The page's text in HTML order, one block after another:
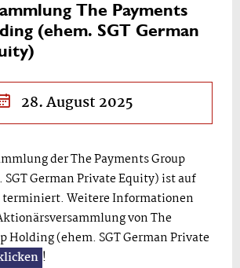
The Payments
(ehem. SGT German
28. August 2025
der The Payments Group
German Private Equity) ist auf
terminiert. Weitere Informationen
von The
Holding (ehem. SGT German Private
!